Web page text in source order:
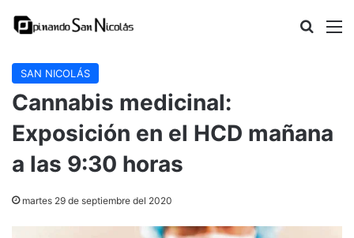
Buscar
SAN NICOLÁS
Cannabis medicinal:
Exposición en el HCD mañana
a las 9:30 horas
martes 29 de septiembre del 2020